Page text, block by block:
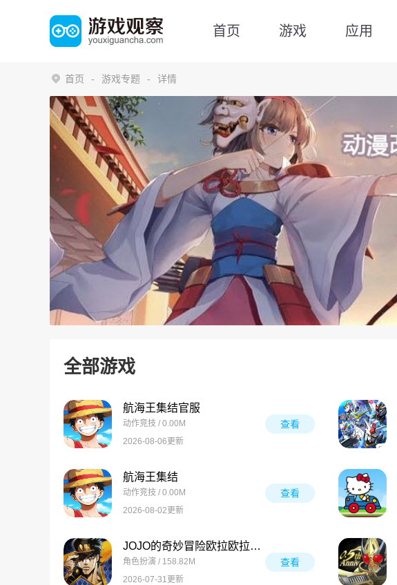
首页 游戏 应用
首页 游戏专题 详情
全部游戏
航海王集结官服
动作竞技 / 0.00M
2026-08-06更新
查看
航海王集结
动作竞技 / 0.00M
2026-08-02更新
查看
JOJO的奇妙冒险欧拉欧拉波纹疾走
角色扮演 / 158.82M
2026-07-31更新
查看